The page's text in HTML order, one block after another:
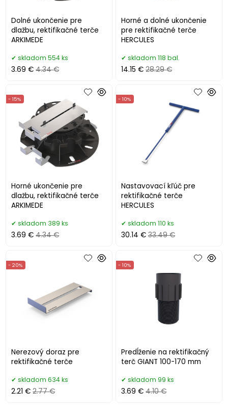
Dolné ukončenie pre
dlažbu, rektifikačné terče
ARKIMEDE
skladom 554 ks
3.69 € 4.34 €
Horné a dolné ukončenie
pre rektifikačné terče
HERCULES
skladom 118 bal.
14.15 € 28.29 €
Horné ukončenie pre
dlažbu, rektifikačné terče
ARKIMEDE
- 15%
skladom 389 ks
3.69 € 4.34 €
Nastavovací kľúč pre
rektifikačné terče
HERCULES
- 10%
skladom 110 ks
30.14 € 33.49 €
Nerezový doraz pre
rektifikačné terče
- 20%
skladom 634 ks
2.21 € 2.77 €
Predĺženie na rektifikačný
terč GIANT 100-170 mm
- 10%
skladom 99 ks
3.69 € 4.10 €